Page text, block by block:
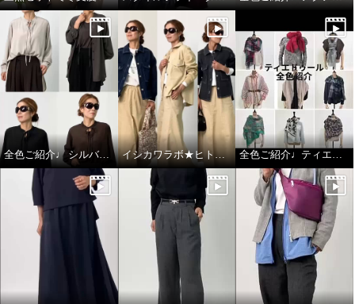
アクアスキュータム 防水・はっ
水・防風 全天候型 ポケッタブル
モッズコート
ネイビー
アクアスキュータム 防水・はっ
水・防風 全天候型 ポケッタブル
モッズコート
ベージュ Ｓ
¥0
全色ご紹介♩ シルバーミントシュガー アンサンブル イシカワラボ★ヒトミ ジャケット全色ご紹介♩